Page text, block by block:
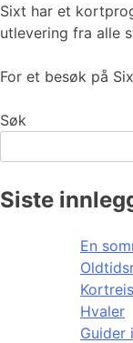
Sixt har et
utlevering fra alle
For et besøk på
Søk
Siste
En
Hvaler
Guider